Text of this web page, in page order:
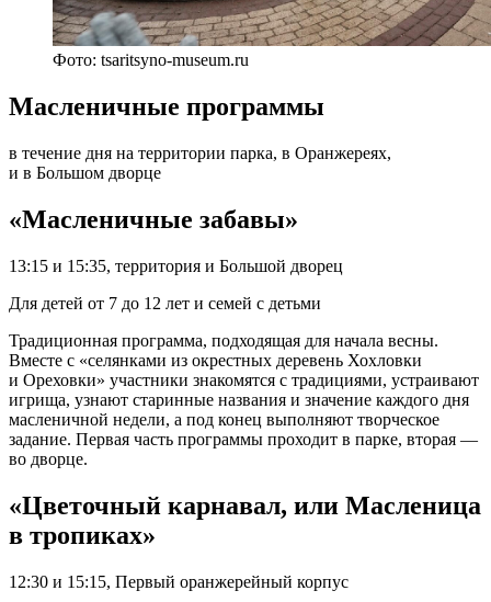
Фото: tsaritsyno-museum.ru
Масленичные программы
в течение дня на территории парка, в Оранжереях,
и в Большом дворце
«Масленичные забавы»
13:15 и 15:35, территория и Большой дворец
Для детей от 7 до 12 лет и семей с детьми
Традиционная программа, подходящая для начала весны.
Вместе с «селянками из окрестных деревень Хохловки
и Ореховки» участники знакомятся с традициями, устраивают
игрища, узнают старинные названия и значение каждого дня
масленичной недели, а под конец выполняют творческое
задание. Первая часть программы проходит в парке, вторая —
во дворце.
«Цветочный карнавал, или Масленица
в тропиках»
12:30 и 15:15, Первый оранжерейный корпус